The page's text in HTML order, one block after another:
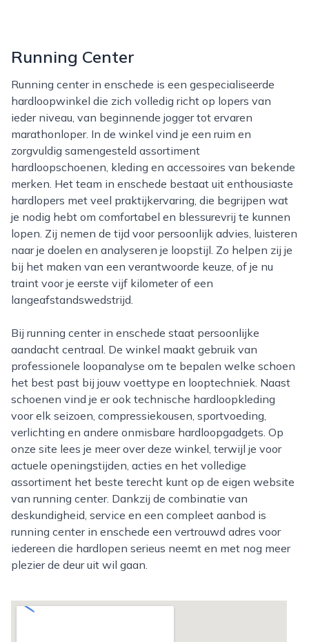
Running Center
Running center in enschede is een gespecialiseerde
hardloopwinkel die zich volledig richt op lopers van
ieder niveau, van beginnende jogger tot ervaren
marathonloper. In de winkel vind je een ruim en
zorgvuldig samengesteld assortiment
hardloopschoenen, kleding en accessoires van bekende
merken. Het team in enschede bestaat uit enthousiaste
hardlopers met veel praktijkervaring, die begrijpen wat
je nodig hebt om comfortabel en blessurevrij te kunnen
lopen. Zij nemen de tijd voor persoonlijk advies, luisteren
naar je doelen en analyseren je loopstijl. Zo helpen zij je
bij het maken van een verantwoorde keuze, of je nu
traint voor je eerste vijf kilometer of een
langeafstandswedstrijd.
Bij running center in enschede staat persoonlijke
aandacht centraal. De winkel maakt gebruik van
professionele loopanalyse om te bepalen welke schoen
het best past bij jouw voettype en looptechniek. Naast
schoenen vind je er ook technische hardloopkleding
voor elk seizoen, compressiekousen, sportvoeding,
verlichting en andere onmisbare hardloopgadgets. Op
onze site lees je meer over deze winkel, terwijl je voor
actuele openingstijden, acties en het volledige
assortiment het beste terecht kunt op de eigen website
van running center. Dankzij de combinatie van
deskundigheid, service en een compleet aanbod is
running center in enschede een vertrouwd adres voor
iedereen die hardlopen serieus neemt en met nog meer
plezier de deur uit wil gaan.